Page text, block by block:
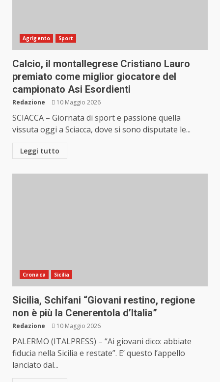
Agrigento Sport
Calcio, il montallegrese Cristiano Lauro
premiato come miglior giocatore del
campionato Asi Esordienti
Redazione 10 Maggio 2026
SCIACCA – Giornata di sport e passione quella
vissuta oggi a Sciacca, dove si sono disputate le...
Leggi tutto
Cronaca Sicilia
Sicilia, Schifani “Giovani restino, regione
non è più la Cenerentola d’Italia”
Redazione 10 Maggio 2026
PALERMO (ITALPRESS) – “Ai giovani dico: abbiate
fiducia nella Sicilia e restate”. E’ questo l’appello
lanciato dal...